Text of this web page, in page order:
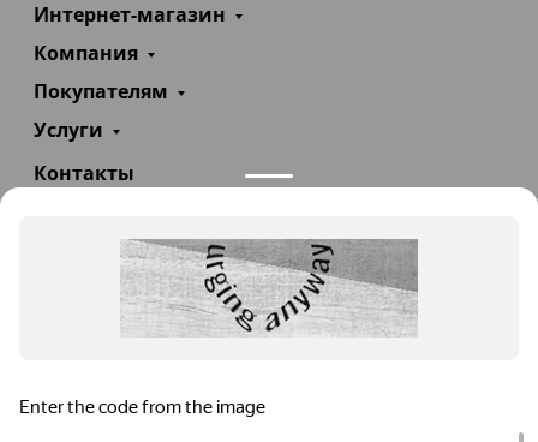
Интернет-магазин
Компания
Покупателям
Услуги
Контакты
info@teploexpert.com
Пн—Сб 09:00 – 18:00
TeploExpert.com © 2008 - 2026 Оборудование для